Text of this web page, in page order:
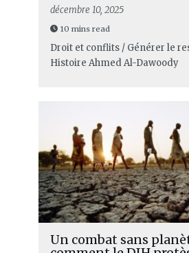
décembre 10, 2025
10 mins read
Droit et conflits / Générer le
Histoire Ahmed Al-Dawoody
Un combat sans